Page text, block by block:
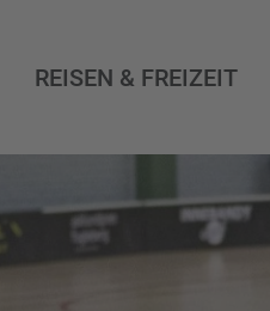
REISEN & FREIZEIT